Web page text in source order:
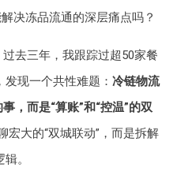
决冻品流通的深层痛点吗？
过去三年，我跟踪过超50家餐
发现一个共性难题：冷链物流
，而是“算账”和“控温”的双
宏大的“双城联动”，而是拆解
。